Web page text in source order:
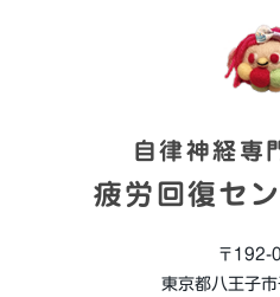
自律神経専
疲労回復セ
〒192-
東京都八王子